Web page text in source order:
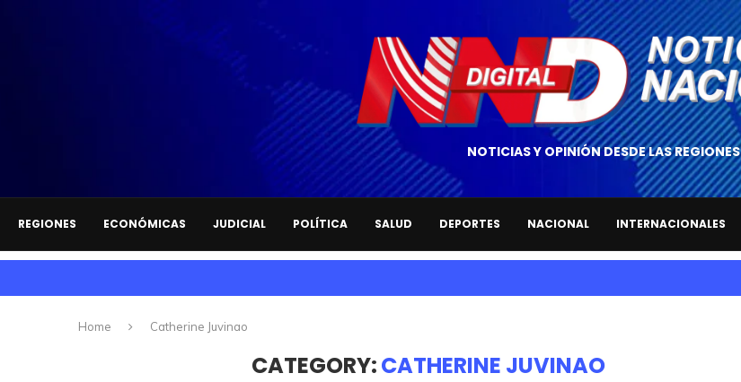
NOTICIAS Y OPINIÓN DESDE LAS REGIONES
REGIONES ECONÓMICAS JUDICIAL POLÍTICA SALUD DEPORTES NACIONAL INTERNACIONALES
Home Catherine Juvinao
CATEGORY:CATHERINE JUVINAO